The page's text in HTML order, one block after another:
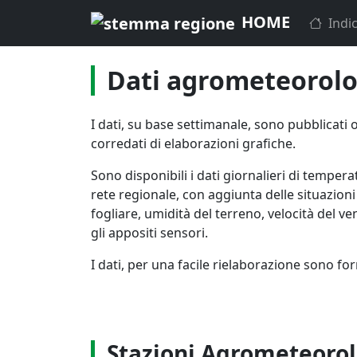
HOME
Dati
I dati, su base settimanale, sono
corredati di elaborazioni grafiche.
Sono disponibili i dati giornalieri di
rete regionale, con aggiunta delle
fogliare, umidità del terreno, velocità del
gli appositi sensori.
I dati, per una facile rielaborazione sono